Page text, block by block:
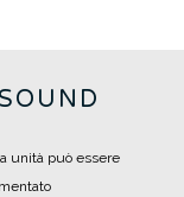
unità può essere